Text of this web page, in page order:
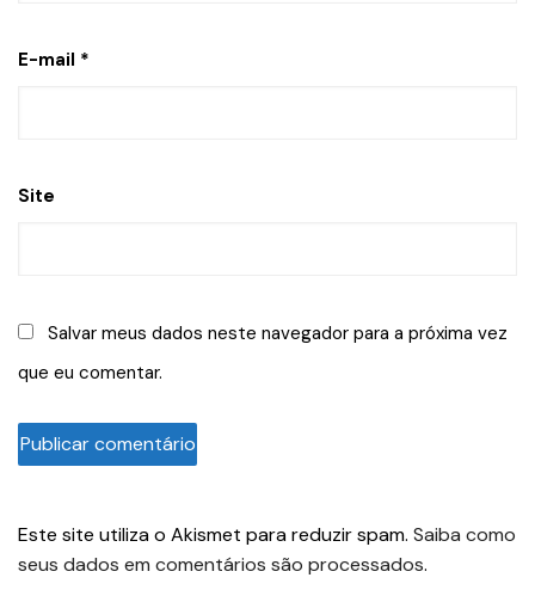
E-mail *
Site
Salvar meus dados neste navegador para a próxima vez
que eu comentar.
Este site utiliza o Akismet para reduzir spam. Saiba como
seus dados em comentários são processados.